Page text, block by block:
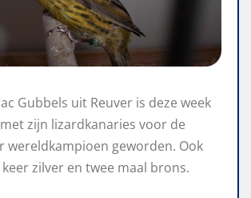
Gubbels uit Reuver is deze week
zijn lizardkanaries voor de
wereldkampioen geworden. Ook
zilver en twee maal brons.